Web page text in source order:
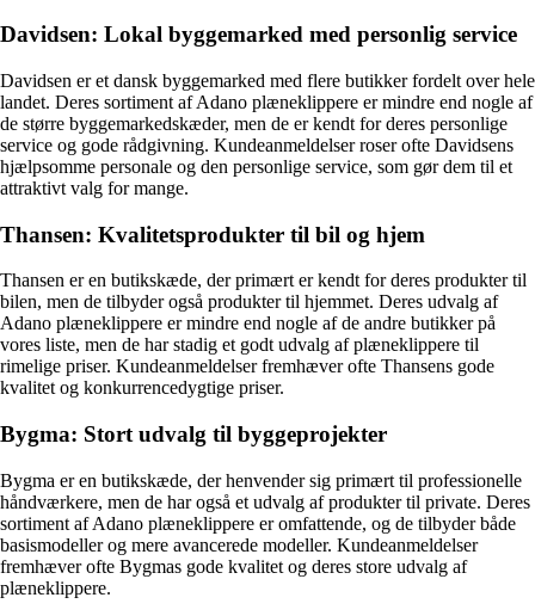
Davidsen: Lokal byggemarked med personlig service
Davidsen er et dansk byggemarked med flere butikker fordelt over hele
landet. Deres sortiment af Adano plæneklippere er mindre end nogle af
de større byggemarkedskæder, men de er kendt for deres personlige
service og gode rådgivning. Kundeanmeldelser roser ofte Davidsens
hjælpsomme personale og den personlige service, som gør dem til et
attraktivt valg for mange.
Thansen: Kvalitetsprodukter til bil og hjem
Thansen er en butikskæde, der primært er kendt for deres produkter til
bilen, men de tilbyder også produkter til hjemmet. Deres udvalg af
Adano plæneklippere er mindre end nogle af de andre butikker på
vores liste, men de har stadig et godt udvalg af plæneklippere til
rimelige priser. Kundeanmeldelser fremhæver ofte Thansens gode
kvalitet og konkurrencedygtige priser.
Bygma: Stort udvalg til byggeprojekter
Bygma er en butikskæde, der henvender sig primært til professionelle
håndværkere, men de har også et udvalg af produkter til private. Deres
sortiment af Adano plæneklippere er omfattende, og de tilbyder både
basismodeller og mere avancerede modeller. Kundeanmeldelser
fremhæver ofte Bygmas gode kvalitet og deres store udvalg af
plæneklippere.